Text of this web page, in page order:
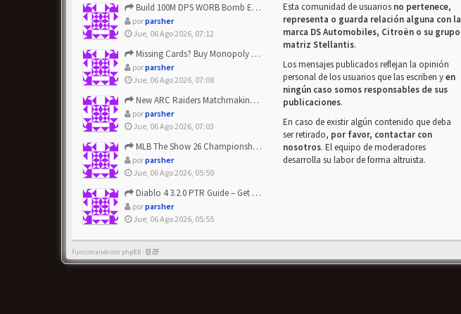
Build 100M DPS WORB Bomb Elementalist Fast - Grab POE Curren...
porparsher
Jue, 06 Ago 2026, 07:12
Missing Cards? Buy Monopoly Go Happy Harvest with Looney Tun...
porparsher
Jue, 06 Ago 2026, 07:08
New ARC Raiders Matchmaking Update: Stop Failed - Grab Bluep...
porparsher
Jue, 06 Ago 2026, 07:03
MLB The Show 26 Championship Series Update! Get Cheap & ...
porparsher
Jue, 06 Ago 2026, 05:59
Diablo 4 3.2.0 PTR Guide – Get 8% Off Items Quickly to Test ...
porparsher
Jue, 06 Ago 2026, 05:55
Esta comunidad de usuarios no pertenece,
representa o guarda relación alguna con la
marca DS Automobiles, Citroën o su grupo
matriz Stellantis.
Los mensajes publicados reflejan la opinión
personal de los usuarios que las escriben yen
ningún caso somos responsables de sus
publicaciones.
En caso de existir algún contenido que deba
ser retirado, por favor, contactar con
nosotros. El equipo de moderadores
desarrolla su labor de forma altruista.
Funcionando con phpBB -